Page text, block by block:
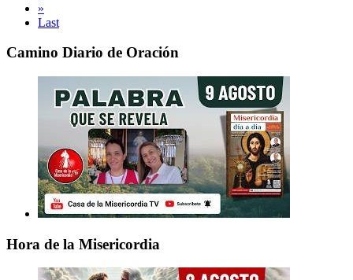
»
Last
Camino Diario de Oración
Hora de la Misericordia